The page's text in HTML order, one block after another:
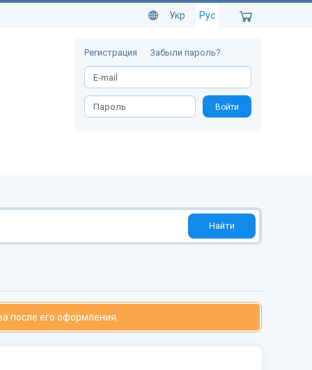
Укр Рус
Регистрация Забыли пароль?
Войти
Найти
после его оформления.